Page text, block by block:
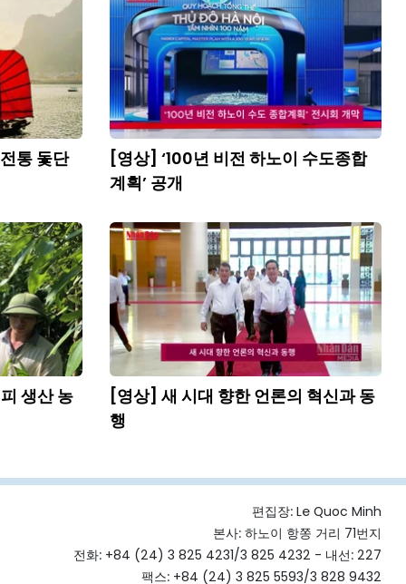
통 돛단
[영상] ‘100년 비전 하노이 수도종합
계획’ 공개
생산 농
[영상] 새 시대 향한 언론의 혁신과 동
행
편집장: Le Quoc Minh
본사: 하노이 항쫑 거리 71번지
전화: +84 (24) 3 825 4231/3 825 4232 - 내선: 227
팩스: +84 (24) 3 825 5593/3 828 9432